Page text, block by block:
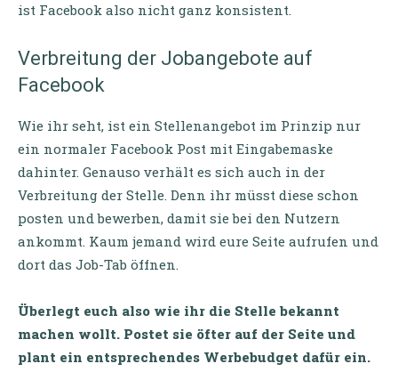
ist Facebook also nicht ganz konsistent.
Verbreitung der Jobangebote auf
Facebook
Wie ihr seht, ist ein Stellenangebot im Prinzip nur
ein normaler Facebook Post mit Eingabemaske
dahinter. Genauso verhält es sich auch in der
Verbreitung der Stelle. Denn ihr müsst diese schon
posten und bewerben, damit sie bei den Nutzern
ankommt. Kaum jemand wird eure Seite aufrufen und
dort das Job-Tab öffnen.
Überlegt euch also wie ihr die Stelle bekannt
machen wollt. Postet sie öfter auf der Seite und
plant ein entsprechendes Werbebudget dafür ein.